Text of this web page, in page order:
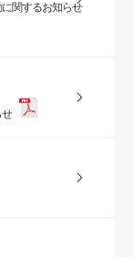
関するお知らせ